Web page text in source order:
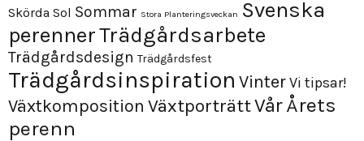
Skörda Sol Sommar Stora Planteringsveckan Svenska
perennerTrädgårdsarbete
Trädgårdsdesign Trädgårdsfest
Trädgårdsinspiration VinterVi tipsar!
Växtkomposition VäxtporträttVårÅrets
perenn